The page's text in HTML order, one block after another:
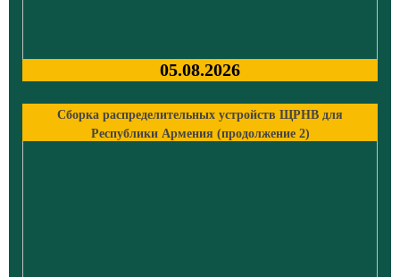
05.08.2026
Сборка распределительных устройств ЩРНВ для
Республики Армения (продолжение 2)